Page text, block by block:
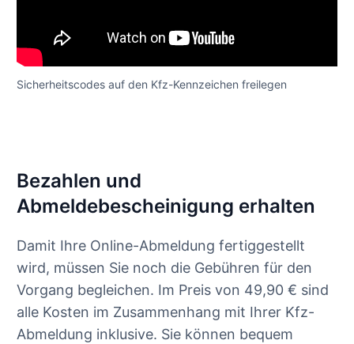
Sicherheitscodes auf den Kfz-Kennzeichen freilegen
Bezahlen und
Abmeldebescheinigung erhalten
Damit Ihre Online-Abmeldung fertiggestellt
wird, müssen Sie noch die Gebühren für den
Vorgang begleichen. Im Preis von 49,90 € sind
alle Kosten im Zusammenhang mit Ihrer Kfz-
Abmeldung inklusive. Sie können bequem